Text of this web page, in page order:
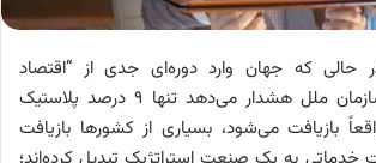
حالی که جهان وارد دوره‌ای جدی از “اقتصاد
چرخشی” شده و سازمان ملل هشدار می‌دهد تنها ۹ درصد پلاستیک
بازیافت می‌شود، بسیاری از کشورها بازیافت